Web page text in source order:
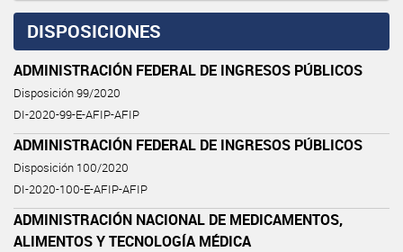
DISPOSICIONES
ADMINISTRACIÓN FEDERAL DE INGRESOS PÚBLICOS
Disposición 99/2020
DI-2020-99-E-AFIP-AFIP
ADMINISTRACIÓN FEDERAL DE INGRESOS PÚBLICOS
Disposición 100/2020
DI-2020-100-E-AFIP-AFIP
ADMINISTRACIÓN NACIONAL DE MEDICAMENTOS,
ALIMENTOS Y TECNOLOGÍA MÉDICA